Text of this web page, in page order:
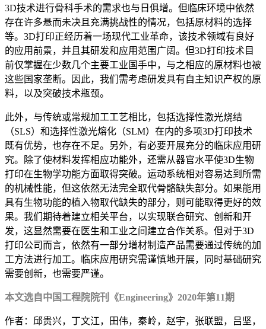
3D技术进行骨科手术的需求也与日俱增。但临床环境中依然
存在许多悬而未决且充满挑战性的情况，包括原材料的选择
等。3D打印正经历着一场现代工业革命，该技术领域有良好
的应用前景，并且其研发和应用范围广阔。但3D打印技术目
前仅掌握在少数几个主要工业国手中，与之相应的原材料也被
这些国家垄断。因此，我们需考虑研发具有自主知识产权的原
料，以及突破技术瓶颈。
此外，与传统或常规加工工艺相比，包括选择性激光烧结
（SLS）和选择性激光熔化（SLM）在内的多项3D打印技术
既有优势，也存在不足。另外，有必要开展充分的临床应用研
究。除了使材料发挥相应功能外，还需从器官水平使3D生物
打印在生物学功能方面取得突破。运动系统相对容易达到所需
的机械性能，但这依然无法完全取代骨骼缺失部分。如果能用
具有生物功能的植入物取代缺失的部分，则可能取得更好的效
果。我们期待着建立相关平台，以实现联合研究、创新和开
发，这显然需要在医生和工业之间建立合作关系。但对于3D
打印公司而言，依然有一部分增材制造产品需要通过传统的加
工方法进行加工。临床应用研究需谨慎地开展，同时基础研究
需要创新，也需要严谨。
本文选自中国工程院院刊《Engineering》2020年第11期
作者：邱贵兴，丁文江，田伟，秦岭，赵宇，张联盟，吕坚，